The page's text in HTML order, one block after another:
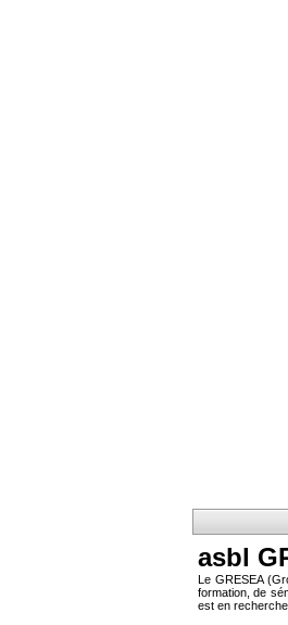
asbl
Le GRESEA
formation, de
est en